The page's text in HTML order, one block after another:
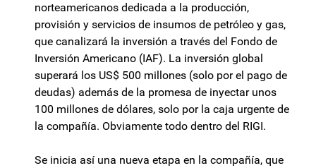
norteamericanos dedicada a la producción,
provisión y servicios de insumos de petróleo y gas,
que canalizará la inversión a través del Fondo de
Inversión Americano (IAF). La inversión global
superará los US$ 500 millones (solo por el pago de
deudas) además de la promesa de inyectar unos
100 millones de dólares, solo por la caja urgente de
la compañía. Obviamente todo dentro del RIGI.
Se inicia así una nueva etapa en la compañía, que